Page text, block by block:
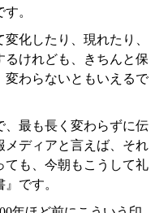
。
化したり、現れたり、
るけれども、きちんと保
変わらないともいえるで
、最も長く変わらずに伝
メディアと言えば、それ
ても、今朝もこうして礼
です。